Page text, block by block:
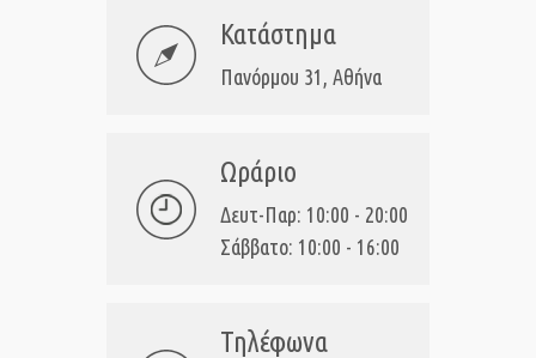
Κατάστημα
Πανόρμου 31, Αθήνα
Ωράριο
Δευτ-Παρ: 10:00 - 20:00
Σάββατο: 10:00 - 16:00
Τηλέφωνα